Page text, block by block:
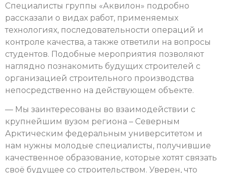
Специалисты группы «Аквилон» подробно
рассказали о видах работ, применяемых
технологиях, последовательности операций и
контроле качества, а также ответили на вопросы
студентов. Подобные мероприятия позволяют
наглядно познакомить будущих строителей с
организацией строительного производства
непосредственно на действующем объекте.
— Мы заинтересованы во взаимодействии с
крупнейшим вузом региона – Северным
Арктическим федеральным университетом и
нам нужны молодые специалисты, получившие
качественное образование, которые хотят связать
своё будущее со строительством. Уверен, что